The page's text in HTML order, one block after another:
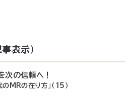
表示）
次の信頼へ！
MRの在り方」（15）